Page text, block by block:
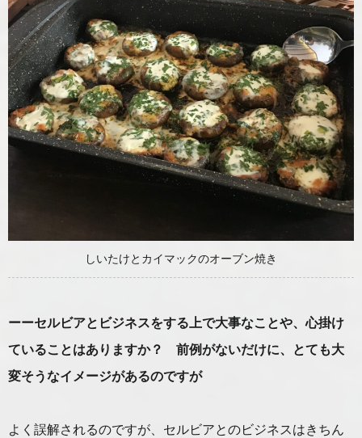
しいたけとカイマックのオーブン焼き
ーーセルビアとビジネスをする上で大事なことや、心掛け
ていることはありますか？ 前例がないだけに、とても大
変そうなイメージがあるのですが
よく誤解されるのですが、セルビアとのビジネスはきちん